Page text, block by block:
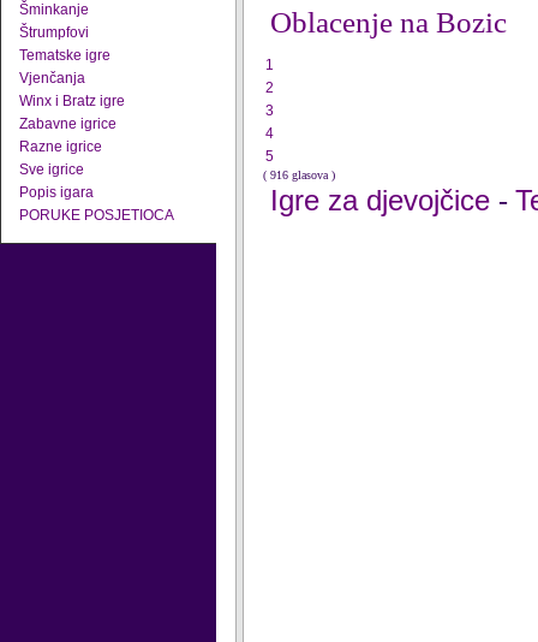
Šminkanje
Štrumpfovi
Tematske igre
Vjenčanja
Winx i Bratz igre
Zabavne igrice
Razne igrice
Sve igrice
Popis igara
PORUKE POSJETIOCA
Oblacenje na Bozic
1
2
3
4
5
( 916 glasova )
Igre za djevojčice -